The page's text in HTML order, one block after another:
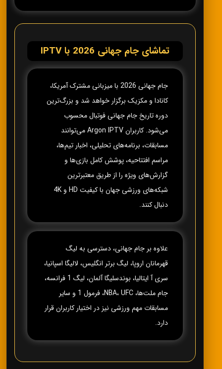
تماشای جام جهانی 2026 با IPTV
جام جهانی 2026 با میزبانی مشترک آمریکا،
کانادا و مکزیک برگزار خواهد شد و بزرگ‌ترین
دوره تاریخ جام جهانی فوتبال محسوب
می‌شود. کاربران Argon IPTV می‌توانند
مسابقات، برنامه‌های تحلیلی، اخبار تیم‌ها،
مراسم افتتاحیه، پوشش کامل بازی‌ها و
گزارش‌های ویژه را از طریق معتبرترین
شبکه‌های ورزشی جهان با کیفیت HD و 4K
دنبال کنند.
علاوه بر جام جهانی، دسترسی به لیگ
قهرمانان اروپا، لیگ برتر انگلیس، لالیگا اسپانیا،
سری آ ایتالیا، بوندسلیگا آلمان، لیگ 1 فرانسه،
جام ملت‌ها، NBA، UFC، فرمول 1 و سایر
مسابقات مهم ورزشی نیز در اختیار کاربران قرار
دارد.